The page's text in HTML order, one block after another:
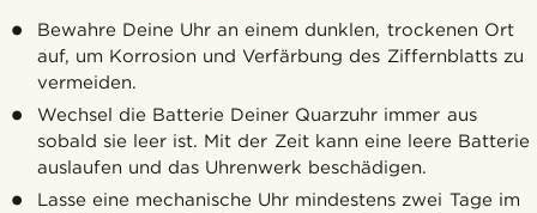
Bewahre Deine Uhr an einem dunklen, trockenen Ort
auf, um Korrosion und Verfärbung des Ziffernblatts zu
vermeiden.
Wechsel die Batterie Deiner Quarzuhr immer aus
sobald sie leer ist. Mit der Zeit kann eine leere Batterie
auslaufen und das Uhrenwerk beschädigen.
Lasse eine mechanische Uhr mindestens zwei Tage im